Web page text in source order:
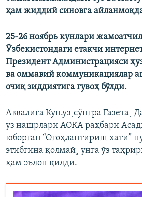
ҳам жиддий синовга
25-26 ноябрь кунлари
Ўзбекистондаги етакчи
Президент Администрацияси
ва оммавий коммуникациялар
очиқ зиддиятига гувоҳ бўлди.
Аввалига Кун.уз¸сўнгра Газета¸
уз нашрлари АОКА раҳбари
юборган “Огоҳлантириш хати”
этибгина қолмай¸ унга ўз
ҳам эълон қилди.